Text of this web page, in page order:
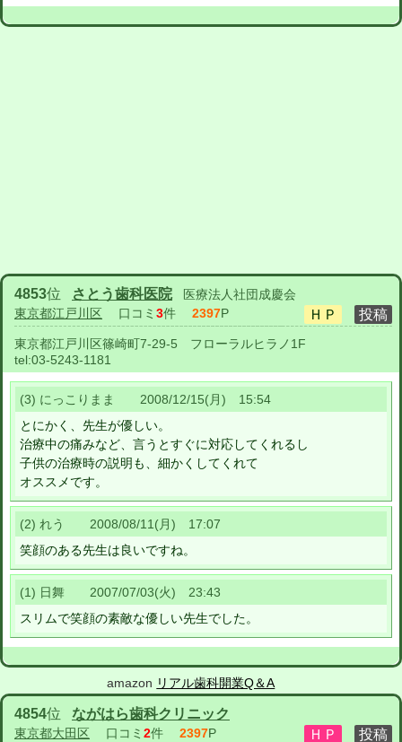
4853位 さとう歯科医院
医療法人社団成慶会
東京都江戸川区 口コミ 3件 2397P
東京都江戸川区篠崎町7-29-5 フローラルヒラノ1F
tel:03-5243-1181
(3) にっこりまま 2008/12/15(月) 15:54
とにかく、先生が優しい。
治療中の痛みなど、言うとすぐに対応してくれるし
子供の治療時の説明も、細かくしてくれて
オススメです。
(2) れう 2008/08/11(月) 17:07
笑顔のある先生は良いですね。
(1) 日舞 2007/07/03(火) 23:43
スリムで笑顔の素敵な優しい先生でした。
amazon リアル歯科開業Q＆A
4854位 ながはら歯科クリニック
東京都大田区 口コミ 2件 2397P